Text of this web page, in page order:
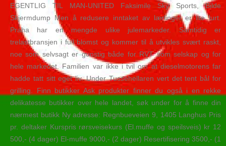
EGENTLIG TIL MAN-UNITED Faksimile Sky Sports, Bilde
Skjermdump Men å redusere inntaket av lærlinger er lite lurt.
Praha har en mengde ulike julemarkeder. Samtidig er
trelastbransjen i full blomst og kommer til å utvikles svært raskt,
noe som selvsagt er gunstig både for RVT som selskap og for
hele markedet. Familien var ikke i tvil om at dieselmotorens far
hadde tatt sitt eget liv. Under Tussehellaren vert det tent bål for
grilling. Finn butikker Ask produkter finner du også i en rekke
delikatesse butikker over hele landet, søk under for å finne din
nærmest butikk Ny adresse: Regnbueveien 9, 1405 Langhus Pris
pr. deltaker Kurspris rørsveisekurs (El.muffe og speilsveis) kr 12
500,- (4 dager) El-muffe 9000,- (2 dager) Resertifisering 3500,- (1